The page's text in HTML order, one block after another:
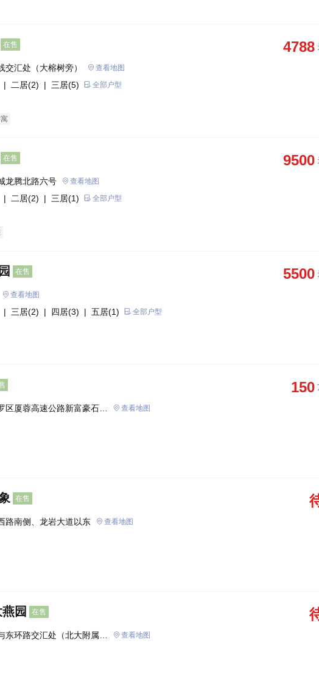
在售 4788
交汇处（大榕树旁） 查看地图
| 二居(2) | 三居(5) 全部户型
在售 9500
龙腾北路六号 查看地图
| 二居(2) | 三居(1) 全部户型
在售 5500
查看地图
| 三居(2) | 四居(3) | 五居(1) 全部户型
150
区厦蓉高速公路新富豪石材
查看地图
在售
路南侧、龙岩大道以东 查看地图
园 在售
东环路交汇处（北大附属学
查看地图